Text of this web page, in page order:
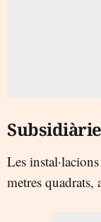
Les
metres